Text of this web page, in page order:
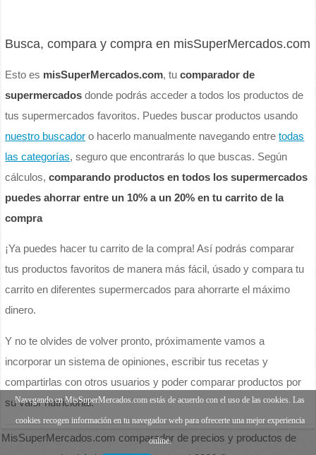
Busca, compara y compra en misSuperMercados.com
Esto es misSuperMercados.com, tucomparador de
supermercados donde podrás acceder a todos los productos de
tus supermercados favoritos. Puedes buscar productos usando
nuestro buscador o hacerlo manualmente navegando entretodas
las categorías, seguro que encontrarás lo que buscas. Según
cálculos,comparando productos en todos los supermercados
puedes ahorrar entre un 10% a un 20% en tu carrito de la
compra
¡Ya puedes hacer tu carrito de la compra! Así podrás comparar
tus productos favoritos de manera más fácil, úsado y compara tu
carrito en diferentes supermercados para ahorrarte el máximo
dinero.
Y no te olvides de volver pronto, próximamente vamos a
incorporar un sistema de opiniones, escribir tus recetas y
compartirlas con otros usuarios y poder comparar productos por
su valor nutricional.
MisSuperMercados.com comparador de precios y productos de
Navegando en MisSuperMercados.com estás de acuerdo con el uso de las cookies. Las
cookies recogen información en tu navegador web para ofrecerte una mejor experiencia
online.